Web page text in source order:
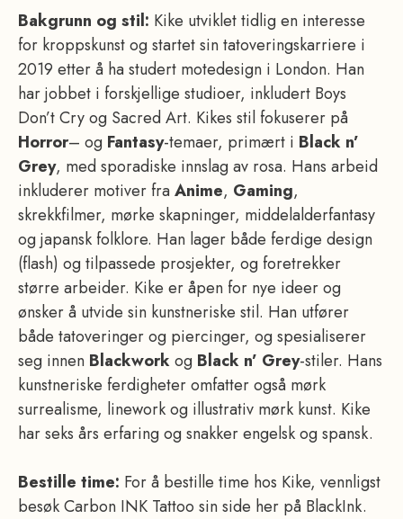
Bakgrunn og stil: Kike utviklet tidlig en interesse
for kroppskunst og startet sin tatoveringskarriere i
2019 etter å ha studert motedesign i London. Han
har jobbet i forskjellige studioer, inkludert Boys
Don’t Cry og Sacred Art. Kikes stil fokuserer på
Horror– og Fantasy-temaer, primært i Black n’
Grey, med sporadiske innslag av rosa. Hans arbeid
inkluderer motiver fraAnime, Gaming,
skrekkfilmer, mørke skapninger, middelalderfantasy
og japansk folklore. Han lager både ferdige design
(flash) og tilpassede prosjekter, og foretrekker
større arbeider. Kike er åpen for nye ideer og
ønsker å utvide sin kunstneriske stil. Han utfører
både tatoveringer og piercinger, og spesialiserer
seg innen Blackworkog Black n’ Grey-stiler. Hans
kunstneriske ferdigheter omfatter også mørk
surrealisme, linework og illustrativ mørk kunst. Kike
har seks års erfaring og snakker engelsk og spansk.
Bestille time: For å bestille time hos Kike, vennligst
besøk Carbon INK Tattoo sin side her på BlackInk.